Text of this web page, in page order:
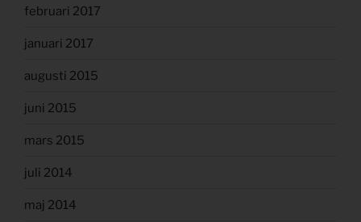
februari 2017
januari 2017
augusti 2015
juni 2015
mars 2015
juli 2014
maj 2014